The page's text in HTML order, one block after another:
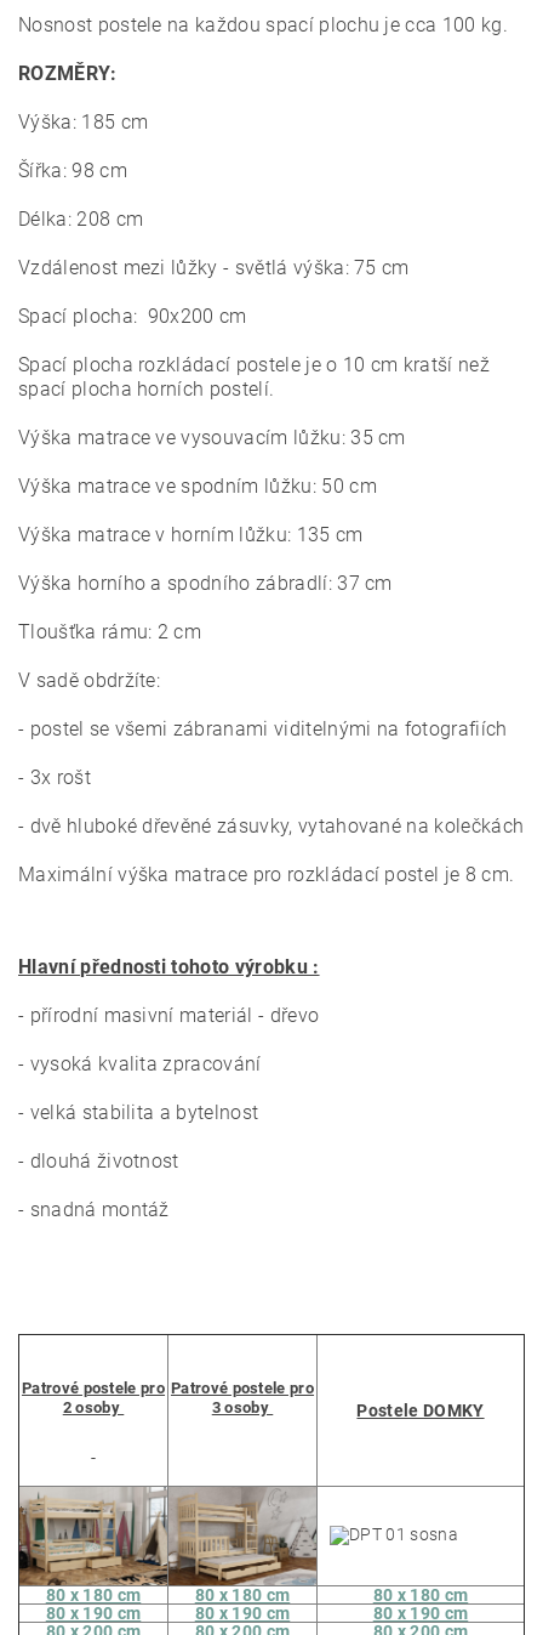
Nosnost postele na každou spací plochu je cca 100 kg.
ROZMĚRY:
Výška: 185 cm
Šířka: 98 cm
Délka: 208 cm
Vzdálenost mezi lůžky - světlá výška: 75 cm
Spací plocha: 90x200 cm
Spací plocha rozkládací postele je o 10 cm kratší než
spací plocha horních postelí.
Výška matrace ve vysouvacím lůžku: 35 cm
Výška matrace ve spodním lůžku: 50 cm
Výška matrace v horním lůžku: 135 cm
Výška horního a spodního zábradlí: 37 cm
Tloušťka rámu: 2 cm
V sadě obdržíte:
- postel se všemi zábranami viditelnými na fotografiích
- 3x rošt
- dvě hluboké dřevěné zásuvky, vytahované na kolečkách
Maximální výška matrace pro rozkládací postel je 8 cm.
Hlavní přednosti tohoto výrobku :
- přírodní masivní materiál - dřevo
- vysoká kvalita zpracování
- velká stabilita a bytelnost
- dlouhá životnost
- snadná montáž
Patrové postele pro
2 osoby
Patrové postele pro
3 osoby
Postele DOMKY
80 x 180 cm 80 x 180 cm
80 x 180 cm
80 x 190 cm
80 x 190 cm
80 x 190 cm